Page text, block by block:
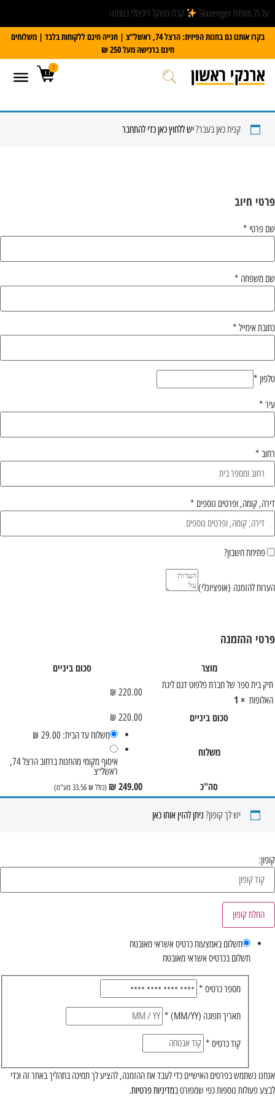
על כל מזוודת Slazenger
קבלו משקל דיגיטלי במתנה
בקרו אותנו גם בחנות הפיזית: הרצל 74, ראשל”צ | חנייה חינם ללקוחות בלבד | משלוחים
חינם ברכישה מעל 250 ₪
1
קנית כאן בעבר?יש ללחוץ כאן כדי להתחבר
פרטי חיוב‫
שם פרטי *
שם משפחה *
כתובת אימייל *
טלפון *
עיר *
רחוב *
דירה, קומה, ופרטים נוספים *
פתיחת חשבון?
הערות להזמנה (אופציונלי)
פרטי ההזמנה
מוצר סכום ביניים
תיק בית ספר של חברת פלפוט דגם ליגת
האלופות × 1
₪ 220.00
סכום ביניים ₪ 220.00
משלוח
משלוח עד הבית: ₪ 29.00
איסוף מקומי מהחנות ברחוב הרצל 74,
ראשל״צ
סה"כ ₪249.00 (כולל₪ מע"מ)
יש לך קופון? ניתן להזין אותו כאן
קופון:
החלת קופון
תשלום באמצעות כרטיס אשראי מאובטח
תשלום בכרטיס אשראי מאובטח
מספר כרטיס *
תאריך תפוגה (MM/YY) *
קוד כרטיס *
אנחנו נשתמש בפרטים האישיים כדי לעבד את ההזמנה, להציע לך תמיכה בתהליך באתר זה וכדי
לבצע פעולות נוספות כפי שמפורט במדיניות פרטיות.